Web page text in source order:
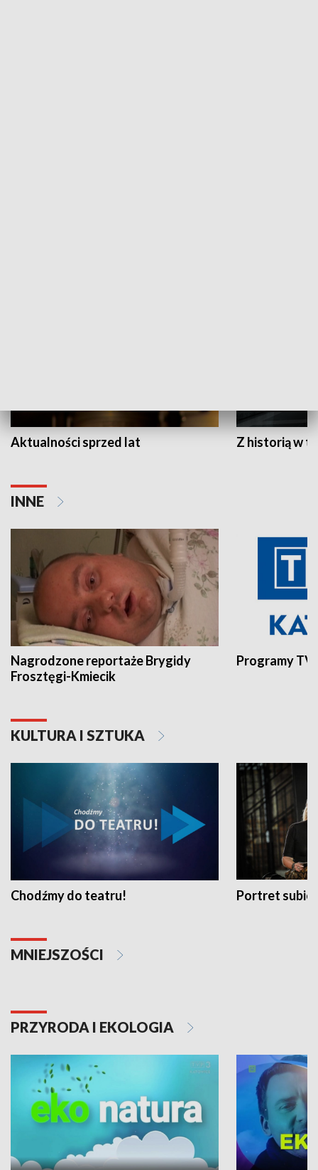
Aktualności sprzed lat Z historią w
INNE
Nagrodzone reportaże Brygidy
Frosztęgi-Kmiecik
Programy
KULTURA I SZTUKA
Chodźmy do teatru! Portret
MNIEJSZOŚCI
PRZYRODA I EKOLOGIA